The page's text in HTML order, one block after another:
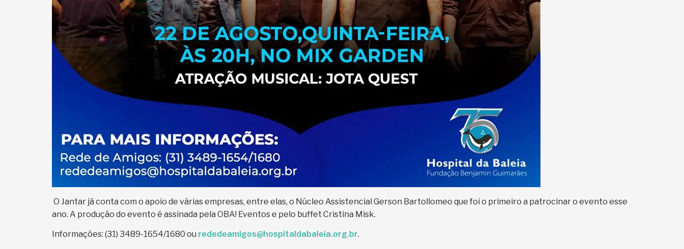
O Jantar já conta com o apoio de várias empresas, entre elas, o Núcleo Assistencial Gerson Bartollomeo que foi o primeiro a patrocinar o evento esse
ano. A produção do evento é assinada pela OBA! Eventos e pelo buffet Cristina Misk.
Informações: (31) 3489-1654/1680 ou rededeamigos@hospitaldabaleia.org.br.